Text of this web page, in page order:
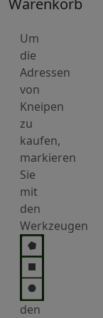
Warenkorb
Um
die
Adressen
von
Kneipen
zu
kaufen,
markieren
Sie
mit
den
Werkzeugen
den